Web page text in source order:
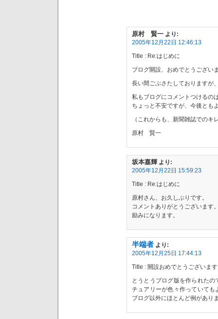
原村 賢一 より:
2005年12月22日 12:46:13
Title : Re:はじめに
ブログ開設、おめでとうござい
長い間ごぶさたしておりますが
私もブログにコメントつけるの
ちょっと不安ですが、今後とも
（これからも、新聞雑誌での
原村 賢一
坂本嘉輝 より:
2005年12月22日 15:59:23
Title : Re:はじめに
原村さん、お久しぶりです。
コメントありがとうございます
励みになります。
半端者 より:
2005年12月25日 17:44:13
Title : 開設おめでとうございます
とうとうブログ版を作られた
チュアリーが色々作っていて
ブログ以外にほとんど例があり